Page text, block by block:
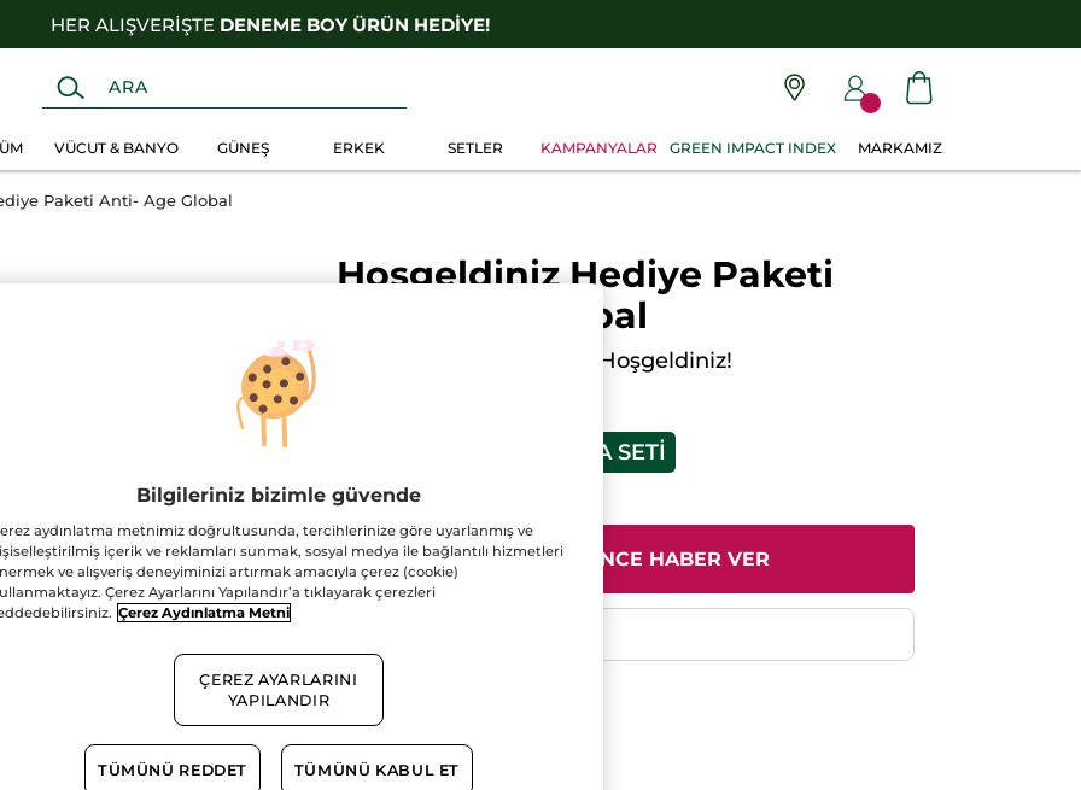
HER ALIŞVERİŞTE DENEME BOY ÜRÜN HEDİYE!
VÜCUT & BANYO GÜNEŞ ERKEK SETLER KAMPANYALAR GREEN IMPACT INDEX MARKAMIZ
Paketi Anti- Age Global
Hoşgeldiniz Hediye Paketi
Anti- Age Global
Yves Rocher Dünyasına Hoşgeldiniz!
yok:
SEYAHAT BOY TANIŞMA SETI
0.01 TL
STOĞA GİRİNCE HABER VER
Bilgileriniz bizimle güvende
aydınlatma metnimiz doğrultusunda, tercihlerinize göre uyarlanmış ve
içerik ve reklamları sunmak, sosyal medya ile bağlantılı hizmetleri
ve alışveriş deneyiminizi artırmak amacıyla çerez (cookie)
Çerez Ayarlarını Yapılandır’a tıklayarak çerezleri
Çerez Aydınlatma Metni
ÇEREZ AYARLARINI
YAPILANDIR
TÜMÜNÜ REDDET TÜMÜNÜ KABUL ET